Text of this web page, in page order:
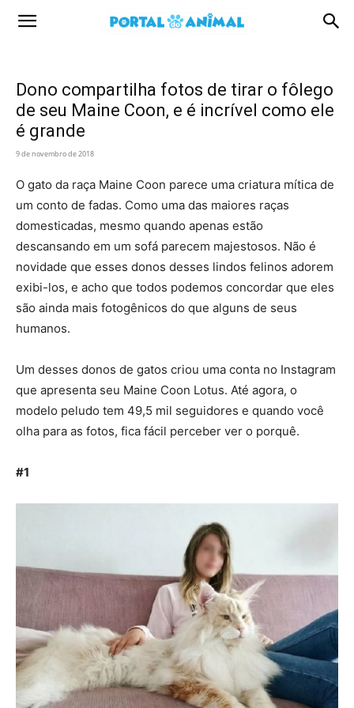
Portal
Dono compartilha fotos de tirar o fôlego
de seu Maine Coon, e é incrível como ele
é grande
9 de novembro de 2018
O gato da raça Maine Coon parece uma criatura mítica de
um conto de fadas. Como uma das maiores raças
domesticadas, mesmo quando apenas estão
descansando em um sofá parecem majestosos. Não é
novidade que esses donos desses lindos felinos adorem
exibi-los, e acho que todos podemos concordar que eles
são ainda mais fotogênicos ​​do que alguns de seus
humanos.
Um desses donos de gatos criou uma conta no Instagram
que apresenta seu Maine Coon Lotus. Até agora, o
modelo peludo tem 49,5 mil seguidores e quando você
olha para as fotos, fica fácil perceber ver o porquê.
#1